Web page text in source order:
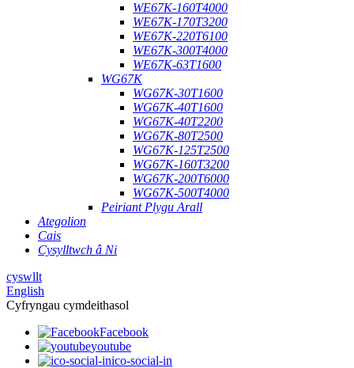
WE67K-160T4000
WE67K-170T3200
WE67K-220T6100
WE67K-300T4000
WE67K-63T1600
WG67K
WG67K-30T1600
WG67K-40T1600
WG67K-40T2200
WG67K-80T2500
WG67K-125T2500
WG67K-160T3200
WG67K-200T6000
WG67K-500T4000
Peiriant Plygu Arall
Ategolion
Cais
Cysylltwch â Ni
cyswllt
English
Cyfryngau cymdeithasol
Facebook
youtube
ico-social-in